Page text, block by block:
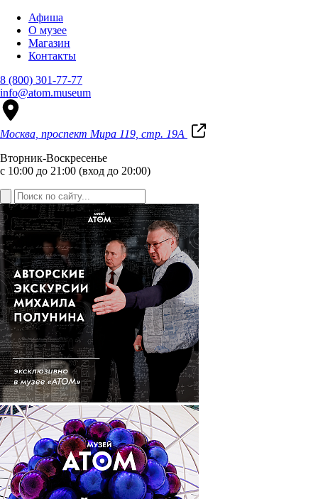
Афиша
О музее
Магазин
Контакты
8 (800) 301-77-77
info@atom.museum
Москва, проспект Мира 119, стр. 19А
Вторник-Воскресенье
с 10:00 до 21:00 (вход до 20:00)